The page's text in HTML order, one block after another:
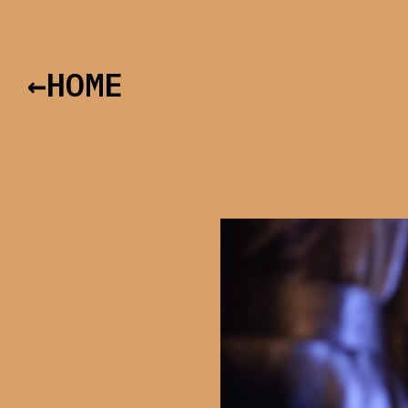
←HOME